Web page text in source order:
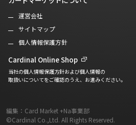
運営会社
サイトマップ
個人情報保護方針
Cardinal Online Shop
当社の個人情報保護方針および個人情報の
取扱いについてをご確認のうえ、お進みください。
編集：Card Market +Na事業部
©Cardinal Co.,Ltd. All Rights Reserved.